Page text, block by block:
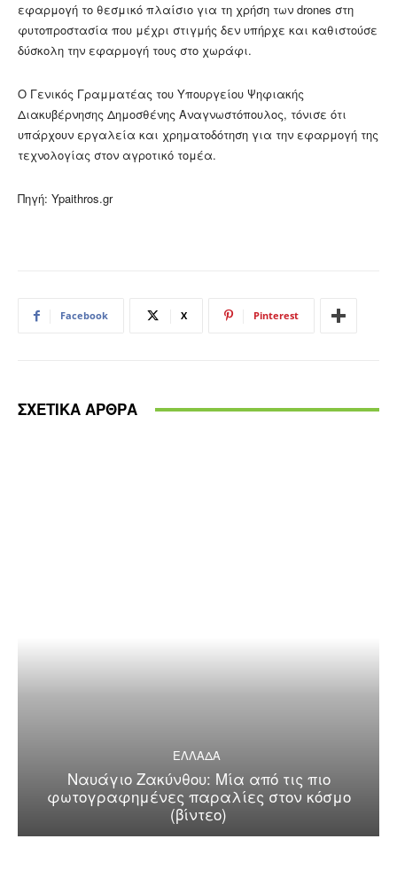
εφαρμογή το θεσμικό πλαίσιο για τη χρήση των drones στη
φυτοπροστασία που μέχρι στιγμής δεν υπήρχε και καθιστούσε
δύσκολη την εφαρμογή τους στο χωράφι.
Ο Γενικός Γραμματέας του Υπουργείου Ψηφιακής
Διακυβέρνησης Δημοσθένης Αναγνωστόπουλος, τόνισε ότι
υπάρχουν εργαλεία και χρηματοδότηση για την εφαρμογή της
τεχνολογίας στον αγροτικό τομέα.
Πηγή: Ypaithros.gr
Facebook X Pinterest
ΣΧΕΤΙΚΑ ΑΡΘΡΑ
ΕΛΛΑΔΑ
Ναυάγιο Ζακύνθου: Μία από τις πιο
φωτογραφημένες παραλίες στον κόσμο
(βίντεο)